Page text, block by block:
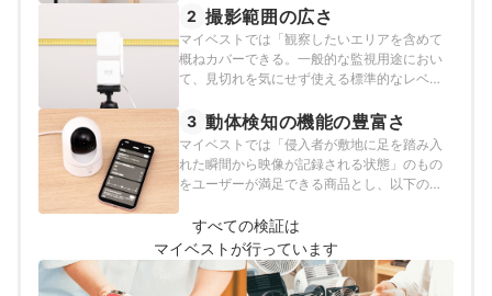
では17.5以上と定めて以下の方法で検証を行い
ました。2026年2月24日時点の情報をもとに
検証を行なっています。
2 撮影範囲の広さ
マイベストでは「観察したいエリアを含めて
概ねカバーできる。一般的な監視用途におい
て、見切れを気にせず使える標準的なレベ
し、その基準を水平視野角の大きさは100度、
垂直視野角の大きさは60度以上と定めて以下
の方法で検証を行いました。2026年2月24日
時点の情報をもとに検証を行なっています。
3 動体検知の機能の豊富さ
マイベストでは「侵入者が敷地に足を踏み入
れた瞬間から映像が記録される状態」のもの
をユーザーが満足できる商品とし、以下の方
の情報をもとに検証を行なっています。
すべての検証は
マイベストが行っています